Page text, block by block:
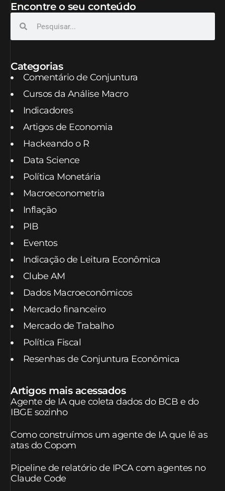
Encontre o seu conteúdo
Categorias
Comentário de Conjuntura
Cursos da Análise Macro
Indicadores
Artigos de Economia
Hackeando o R
Data Science
Política Monetária
Macroeconometria
Inflação
PIB
Eventos
Indicação de Leitura Econômica
Clube AM
Dados Macroeconômicos
Mercado financeiro
Mercado de Trabalho
Política Fiscal
Resenhas de Conjuntura Econômica
Artigos mais acessados
Agente de IA que coleta dados do BCB e do
IBGE sozinho
Como construímos um agente de IA que lê as
atas do Copom
Pipeline de relatório de IPCA com agentes no
Claude Code